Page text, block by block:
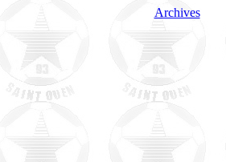
Archives